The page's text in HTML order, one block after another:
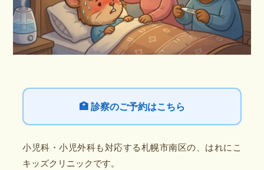
🏥 診察のご予約はこちら
小児科・小児外科も対応する札幌市南区の、はれにこ
キッズクリニックです。